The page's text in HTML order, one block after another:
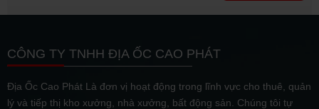
CÔNG TY TNHH ĐỊA ỐC CAO PHÁT
Địa Ốc Cao Phát Là đơn vị hoạt động trong lĩnh vực cho thuê, quản
lý và tiếp thị kho xưởng, nhà xưởng, bất động sản. Chúng tôi tự